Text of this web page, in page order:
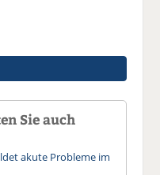
Sie auch
akute Probleme im